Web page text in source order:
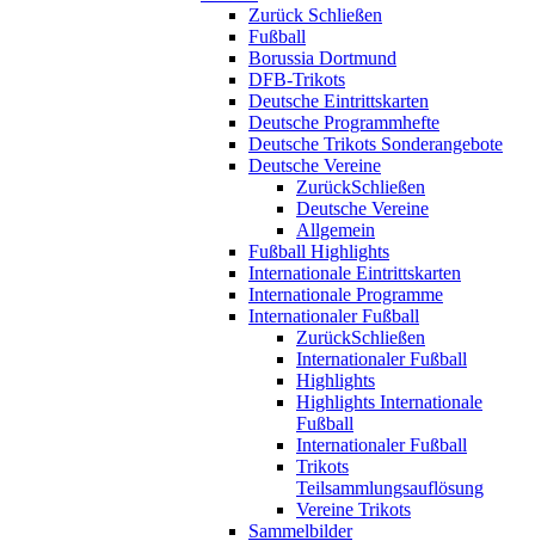
Zurück Schließen
Fußball
Borussia Dortmund
DFB-Trikots
Deutsche Eintrittskarten
Deutsche Programmhefte
Deutsche Trikots Sonderangebote
Deutsche Vereine
ZurückSchließen
Deutsche Vereine
Allgemein
Fußball Highlights
Internationale Eintrittskarten
Internationale Programme
Internationaler Fußball
ZurückSchließen
Internationaler Fußball
Highlights
Highlights Internationale
Fußball
Internationaler Fußball
Trikots
Teilsammlungsauflösung
Vereine Trikots
Sammelbilder